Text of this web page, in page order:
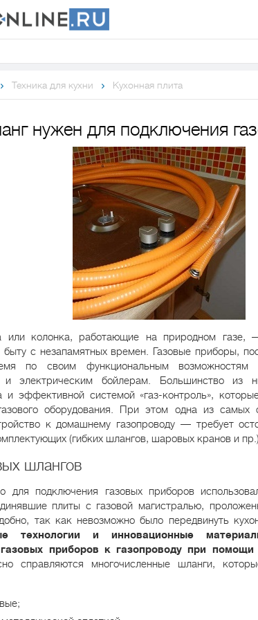
Техника для кухни Кухонная плита
нужен для подключения
или колонка, работающие на природном газе,
быту с незапамятных времен. Газовые приборы,
по своим функциональным возможностям
и электрическим бойлерам. Большинство из
и эффективной системой «газ-контроль»,
оборудования. При этом одна из самых
к домашнему газопроводу — требует
(гибких шлангов, шаровых кранов и пр.).
шлангов
для подключения газовых приборов
плиты с газовой магистралью,
так как невозможно было передвинуть
технологии и инновационные
приборов к газопроводу при помощи
справляются многочисленные шланги,